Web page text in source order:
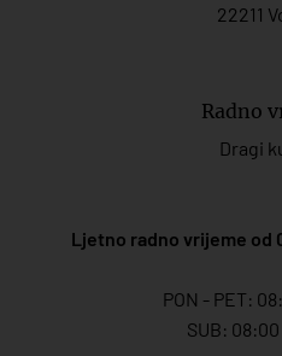
22211
Radno
Dragi
Ljetno radno vrijeme od
PON - PET:
SUB: